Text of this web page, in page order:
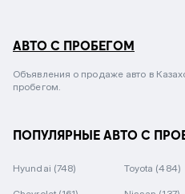
АВТО С ПРОБЕГОМ
Объявления о продаже авто в
пробегом.
ПОПУЛЯРНЫЕ АВТО С
Hyundai (748) Toyota (484)